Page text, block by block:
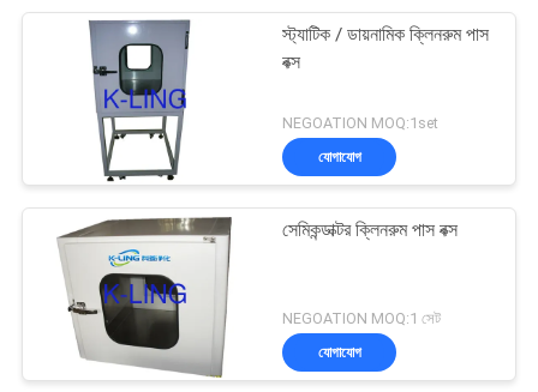
স্ট্যাটিক / ডায়নামিক ক্লিনরুম পাস
বক্স
NEGOATION MOQ:1set
যোগাযোগ
সেমিকন্ডাক্টর ক্লিনরুম পাস বক্স
NEGOATION MOQ:1 সেট
যোগাযোগ